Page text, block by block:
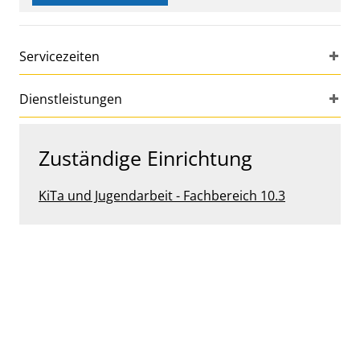
Servicezeiten
Dienstleistungen
Zuständige Einrichtung
KiTa und Jugendarbeit - Fachbereich 10.3